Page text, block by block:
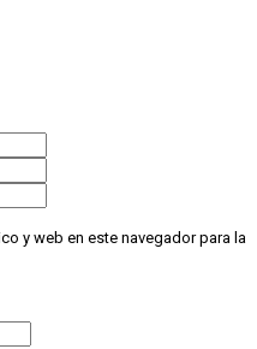
y web en este navegador para la